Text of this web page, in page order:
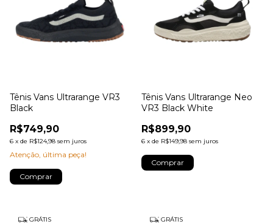
Tênis Vans Ultrarange VR3
Black
R$749,90
6 x de R$124,98 sem juros
Atenção, última peça!
Comprar
Tênis Vans Ultrarange Neo
VR3 Black White
R$899,90
6 x de R$149,98 sem juros
Comprar
GRÁTIS GRÁTIS